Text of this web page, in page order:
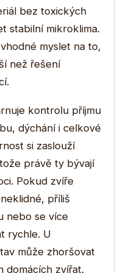
bez toxických
stabilní mikroklima.
myslet na to,
než řešení
kontrolu příjmu
dýchání i celkové
si zaslouží
právě ty bývají
Pokud zvíře
příliš
nebo se více
rychle. U
může zhoršovat
domácích zvířat.